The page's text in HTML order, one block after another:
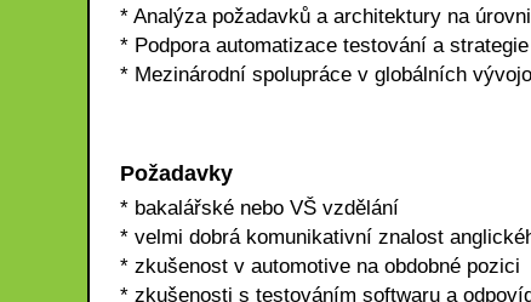
* Analýza požadavků a architektury na
* Podpora automatizace testování a
* Mezinárodní spolupráce v globálních
Požadavky
* bakalářské nebo VŠ vzdělání
* velmi dobrá komunikativní znalost
* zkušenost v automotive na obdobné pozici
* zkušenosti s testováním softwaru a